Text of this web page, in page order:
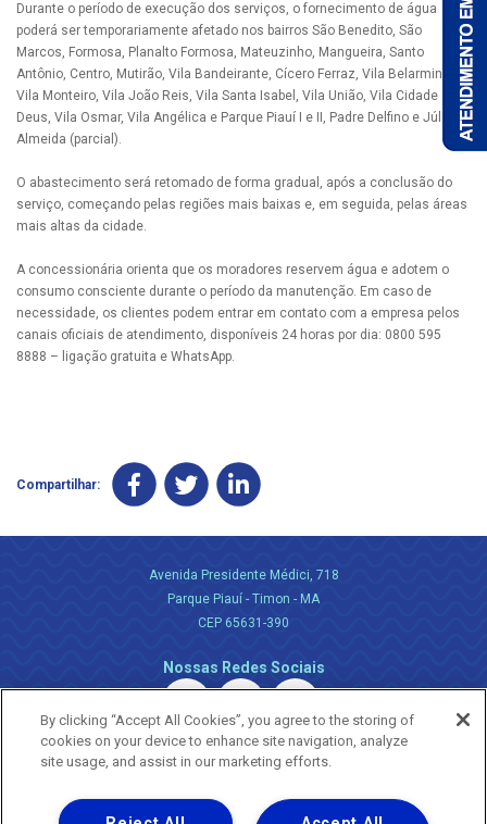
Durante o período de execução dos serviços, o fornecimento de água
poderá ser temporariamente afetado nos bairros São Benedito, São
Marcos, Formosa, Planalto Formosa, Mateuzinho, Mangueira, Santo
Antônio, Centro, Mutirão, Vila Bandeirante, Cícero Ferraz, Vila Belarmino,
Vila Monteiro, Vila João Reis, Vila Santa Isabel, Vila União, Vila Cidade de
Deus, Vila Osmar, Vila Angélica e Parque Piauí I e II, Padre Delfino e Júlio
Almeida (parcial).
O abastecimento será retomado de forma gradual, após a conclusão do
serviço, começando pelas regiões mais baixas e, em seguida, pelas áreas
mais altas da cidade.
A concessionária orienta que os moradores reservem água e adotem o
consumo consciente durante o período da manutenção. Em caso de
necessidade, os clientes podem entrar em contato com a empresa pelos
canais oficiais de atendimento, disponíveis 24 horas por dia: 0800 595
8888 – ligação gratuita e WhatsApp.
Compartilhar:
Avenida Presidente Médici, 718
Parque Piauí - Timon - MA
CEP 65631-390
Nossas Redes Sociais
By clicking “Accept All Cookies”, you agree to the storing of
cookies on your device to enhance site navigation, analyze
site usage, and assist in our marketing efforts.